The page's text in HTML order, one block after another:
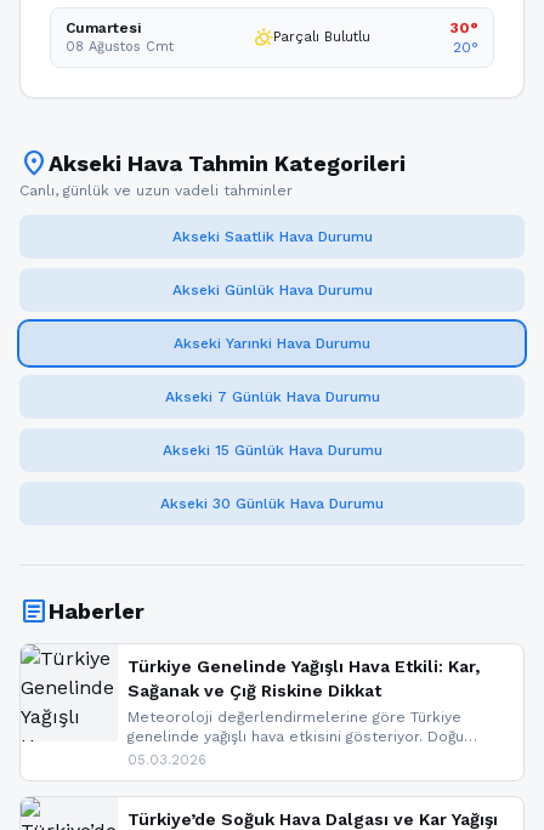
Cumartesi
08 Ağustos Cmt partly_cloudy_dayParçalı Bulutlu
30°
20°
location_onAkseki Hava Tahmin Kategorileri
Canlı, günlük ve uzun vadeli tahminler
Akseki Saatlik Hava Durumu
Akseki Günlük Hava Durumu
Akseki Yarınki Hava Durumu
Akseki 7 Günlük Hava Durumu
Akseki 15 Günlük Hava Durumu
Akseki 30 Günlük Hava Durumu
articleHaberler
Türkiye Genelinde Yağışlı Hava Etkili: Kar,
Sağanak ve Çığ Riskine Dikkat
Meteoroloji değerlendirmelerine göre Türkiye
genelinde yağışlı hava etkisini gösteriyor. Doğu
bölgelerinde kar yağışı beklenirken Marmara ve
ise çığ tehlikesi bulunuyor. İç kesimlerde sis ve pus
nedeniyle görüş mesafesinde azalma
05.03.2026
Türkiye’de Soğuk Hava Dalgası ve Kar Yağışı